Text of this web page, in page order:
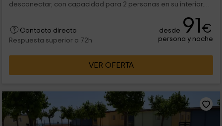
desconectar, con capacidad para 2 personas en su interior.
Contacto directo
Respuesta superior a 72h
desde 91€
persona y noche
VER OFERTA